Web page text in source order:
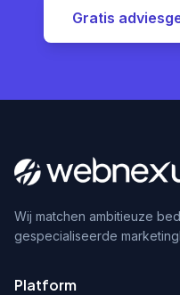
Gratis
Wij matchen ambitieuze
gespecialiseerde
Platform